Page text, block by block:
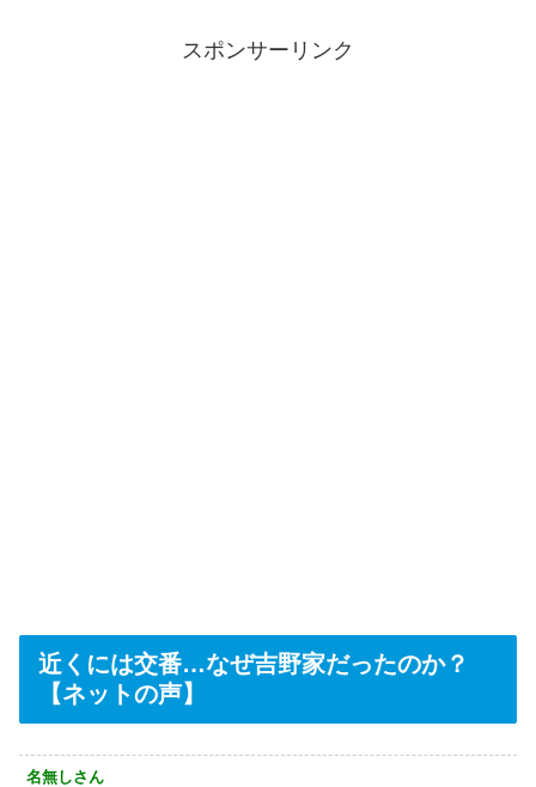
スポンサーリンク
近くには交番…なぜ吉野家だったのか？
【ネットの声】
名無しさん